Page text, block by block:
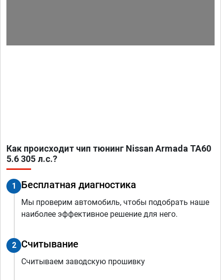
Как происходит чип тюнинг Nissan Armada TA60
5.6 305 л.с.?
1 Бесплатная диагностика
Мы проверим автомобиль, чтобы подобрать наше
наиболее эффективное решение для него.
2 Считывание
Считываем заводскую прошивку